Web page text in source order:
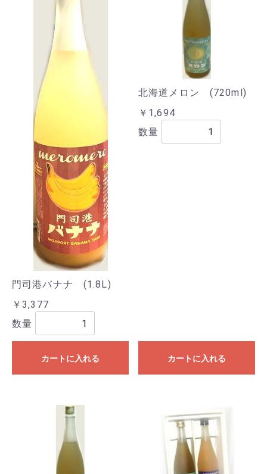
門司港バナナ (1.8L)
￥3,377
数量
カートに入れる
北海道メロン (720ml)
￥1,694
数量
カートに入れる